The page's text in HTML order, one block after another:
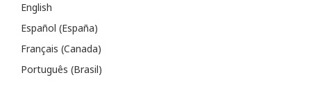
English
Español (España)
Français (Canada)
Português (Brasil)